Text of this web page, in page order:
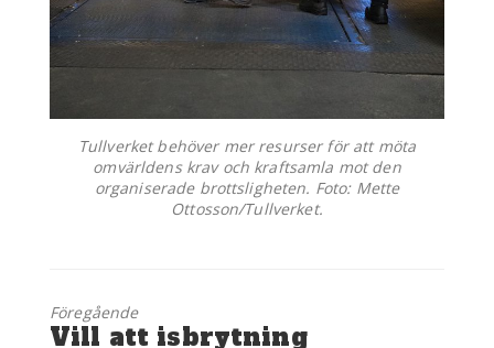
Tullverket behöver mer resurser för att möta
omvärldens krav och kraftsamla mot den
organiserade brottsligheten. Foto: Mette
Ottosson/Tullverket.
Föregående
Föregående
Vill att isbrytning